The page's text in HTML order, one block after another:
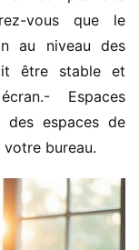
vous que le
au niveau des
être stable et
Espaces
des espaces de
bureau.